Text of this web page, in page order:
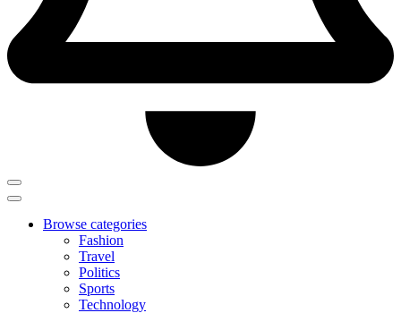
Browse categories
Fashion
Travel
Politics
Sports
Technology